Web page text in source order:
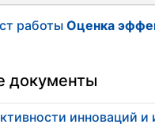
работыОценка
документы
инноваций и